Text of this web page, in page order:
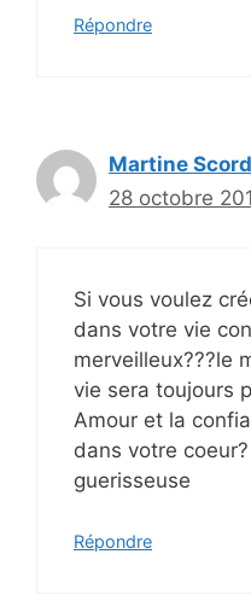
Répondre
Martine
28 octobre
Si vous voulez
dans votre vie
merveilleux???le
vie sera toujours
Amour et la
dans votre
guerisseuse
Répondre